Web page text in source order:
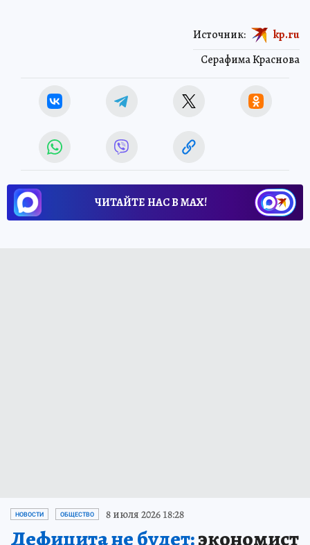
Серафима Краснова
Источник: kp.ru
ЧИТАЙТЕ НАС В МАХ!
НОВОСТИ ОБЩЕСТВО 8 июля 2026 18:28
Дефицита не будет:экономист